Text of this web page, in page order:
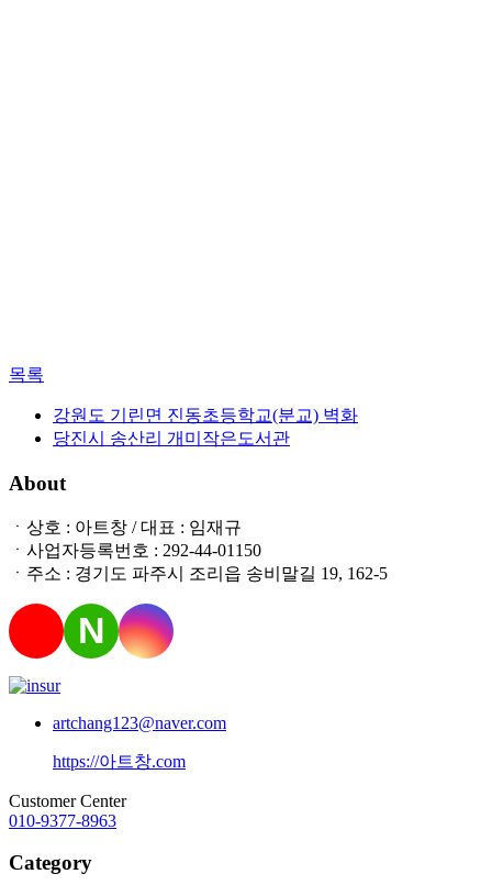
목록
강원도 기린면 진동초등학교(분교) 벽화
당진시 송산리 개미작은도서관
About
ㆍ상호 : 아트창 / 대표 : 임재규
ㆍ사업자등록번호 : 292-44-01150
ㆍ주소 : 경기도 파주시 조리읍 송비말길 19, 162-5
N
artchang123@naver.com
https://아트창.com
Customer Center
010-9377-8963
Category